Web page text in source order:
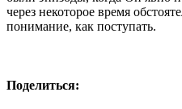
через некоторое время
понимание, как поступать.
Поделиться: